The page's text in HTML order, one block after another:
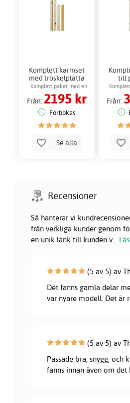
Komplett karmset
med tröskelplatta
Komplett paket med en
dörrkarm
Från: 2195 kr
Förbokas
Se alla
till
Från:
Recensioner
Så hanterar vi
från verkliga kunder genom
en unik länk till kunden v...
(5 av 5) av
Det fanns gamla delar
var nyare modell. Det är
(5 av 5) av
Passade bra, snygg,
fanns innan även om